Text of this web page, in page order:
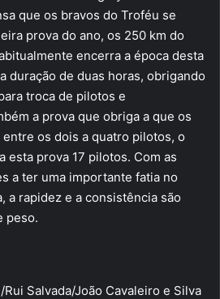
que os bravos do Troféu se
prova do ano, os 250 km do
encerra a época desta
duração de duas horas, obrigando
troca de pilotos e
a prova que obriga a que os
os dois a quatro pilotos, o
esta prova 17 pilotos. Com as
a ter uma importante fatia no
a rapidez e a consistência são
peso.
Salvada/João Cavaleiro e Silva